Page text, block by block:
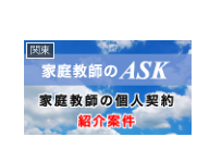
関東